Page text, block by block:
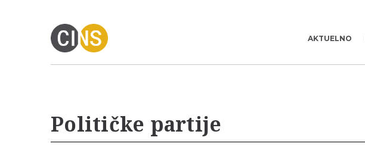
AKTUELNO
Političke partije